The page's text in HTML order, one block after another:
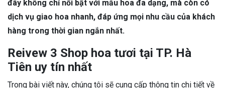
đây không chỉ nổi bật với mẫu hoa đa dạng, mà còn có
dịch vụ giao hoa nhanh, đáp ứng mọi nhu cầu của khách
hàng trong thời gian ngắn nhất.
Reivew 3 Shop hoa tươi tại TP. Hà
Tiên uy tín nhất
Trong bài viết này, chúng tôi sẽ cung cấp thông tin chi tiết về